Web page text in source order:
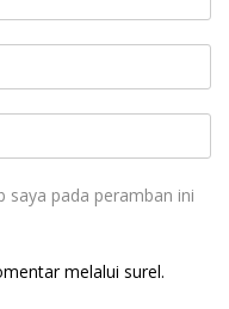
saya pada peramban ini
melalui surel.